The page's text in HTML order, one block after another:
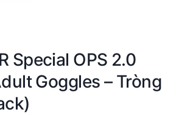
Special OPS 2.0
Goggles – Tròng